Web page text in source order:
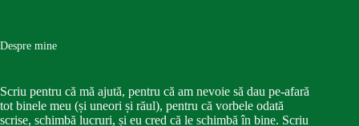
Despre mine
Scriu pentru că mă ajută, pentru că am nevoie să dau pe-afară
tot binele meu (și uneori și răul), pentru că vorbele odată
scrise, schimbă lucruri, și eu cred că le schimbă în bine. Scriu